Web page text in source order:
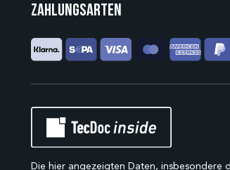
Zahlungsarten
Die hier angezeigten Daten, insbesondere